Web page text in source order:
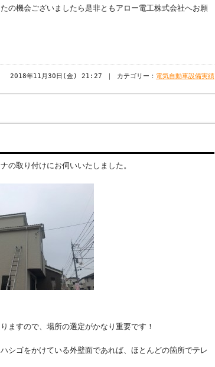
の機会ございましたら是非ともアロー電工株式会社へお願
2018年11月30日(金) 21:27 ｜ カテゴリー： 電気自動車設備実績
の取り付けにお伺いいたしました。
ますので、場所の選定がかなり重要です！
シゴをかけている外壁面であれば、ほとんどの箇所でテレ